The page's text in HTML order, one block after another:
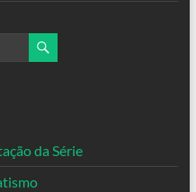
da Série